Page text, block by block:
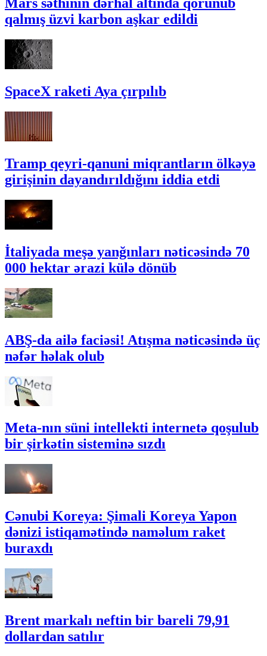
Mars səthinin dərhal altında qorunub
qalmış üzvi karbon aşkar edildi
SpaceX raketi Aya çırpılıb
Tramp qeyri-qanuni miqrantların ölkəyə
girişinin dayandırıldığını iddia etdi
İtaliyada meşə yanğınları nəticəsində 70
000 hektar ərazi külə dönüb
ABŞ-da ailə faciəsi! Atışma nəticəsində üç
nəfər həlak olub
Meta-nın süni intellekti internetə qoşulub
bir şirkətin sisteminə sızdı
Cənubi Koreya: Şimali Koreya Yapon
dənizi istiqamətində naməlum raket
buraxdı
Brent markalı neftin bir bareli 79,91
dollardan satılır